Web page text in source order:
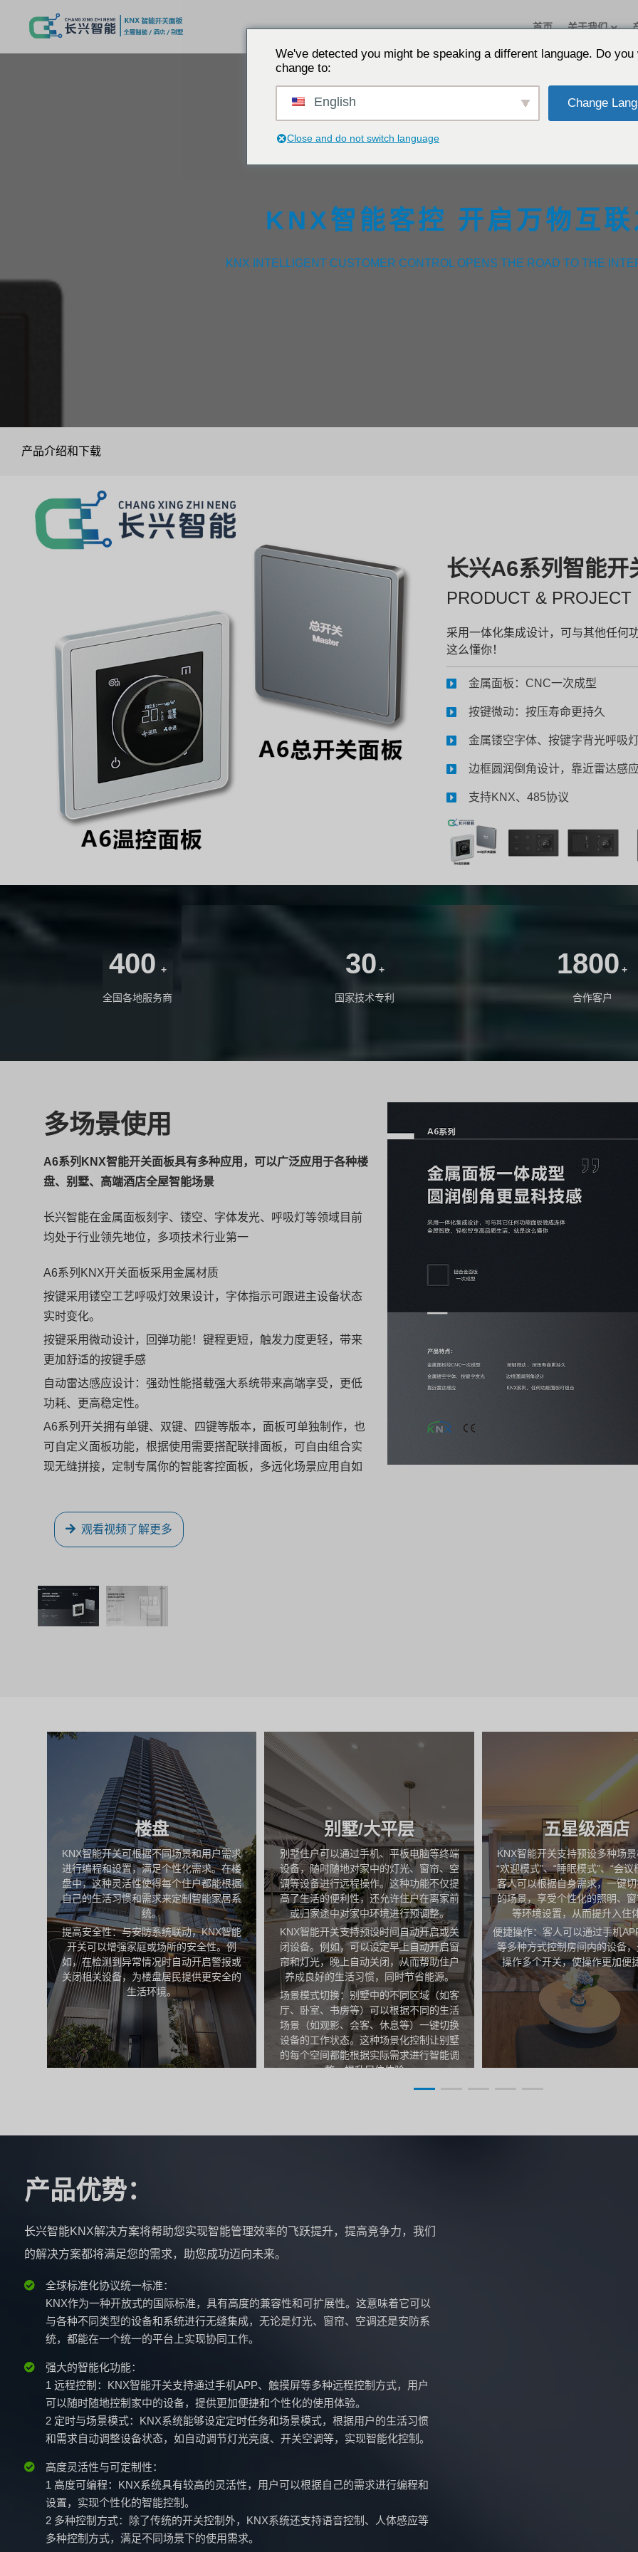
首页 关于我们
KNX智能客控 开启万物互
KNX INTELLIGENT CUSTOMER CONTROL OPENS THE ROAD TO THE
产品介绍和下载
长兴A6系列智能开
PRODUCT & PROJECT
采用一体化集成设计，可与其他任何
这么懂你！
金属面板：CNC一次成型
按键微动：按压寿命更持久
金属镂空字体、按键字背光呼吸
边框圆润倒角设计，靠近雷达感
支持KNX、485协议
400 +
全国各地服务商
30 +
国家技术专利
1800 +
合作客户
多场景使用
A6系列KNX智能开关面板具有多种应用，可以广泛应用于各种楼
盘、别墅、高端酒店全屋智能场景
长兴智能在金属面板刻字、镂空、字体发光、呼吸灯等领域目前
均处于行业领先地位，多项技术行业第一
A6系列KNX开关面板采用金属材质
按键采用镂空工艺呼吸灯效果设计，字体指示可跟进主设备状态
实时变化。
按键采用微动设计，回弹功能！键程更短，触发力度更轻，带来
更加舒适的按键手感
自动雷达感应设计：强劲性能搭载强大系统带来高端享受，更低
功耗、更高稳定性。
A6系列开关拥有单键、双键、四键等版本，面板可单独制作，也
可自定义面板功能，根据使用需要搭配联排面板，可自由组合实
现无缝拼接，定制专属你的智能客控面板，多远化场景应用自如
观看视频了解更多
楼盘
KNX智能开关可根据不同场景和用户需求
进行编程和设置，满足个性化需求。在楼
盘中，这种灵活性使得每个住户都能根据
自己的生活习惯和需求来定制智能家居系
统。
提高安全性：与安防系统联动，KNX智能
开关可以增强家庭或场所的安全性。例
如，在检测到异常情况时自动开启警报或
关闭相关设备，为楼盘居民提供更安全的
生活环境。
别墅/大平层
别墅住户可以通过手机、平板电脑等终端
设备，随时随地对家中的灯光、窗帘、空
调等设备进行远程操作。这种功能不仅提
高了生活的便利性，还允许住户在离家前
或归家途中对家中环境进行预调整。
KNX智能开关支持预设时间自动开启或关
闭设备。例如，可以设定早上自动开启窗
帘和灯光，晚上自动关闭，从而帮助住户
养成良好的生活习惯，同时节省能源。
场景模式切换：别墅中的不同区域（如客
厅、卧室、书房等）可以根据不同的生活
场景（如观影、会客、休息等）一键切换
设备的工作状态。这种场景化控制让别墅
的每个空间都能根据实际需求进行智能调
整，提升居住体验。
五星级酒店
KNX智能开关支持预设多种场
“欢迎模式”、“睡眠模式”、“会议
客人可以根据自身需求，一键
的场景，享受个性化的照明、
等环境设置，从而提升入住
便捷操作：客人可以通过手机
等多种方式控制房间内的设备
操作多个开关，使操作更加便
产品优势：
长兴智能KNX解决方案将帮助您实现智能管理效率的飞跃提升，提高竞争力，我们
的解决方案都将满足您的需求，助您成功迈向未来。
全球标准化协议统一标准：
KNX作为一种开放式的国际标准，具有高度的兼容性和可扩展性。这意味着它可以
与各种不同类型的设备和系统进行无缝集成，无论是灯光、窗帘、空调还是安防系
统，都能在一个统一的平台上实现协同工作。
强大的智能化功能：
1 远程控制：KNX智能开关支持通过手机APP、触摸屏等多种远程控制方式，用户
可以随时随地控制家中的设备，提供更加便捷和个性化的使用体验。
2 定时与场景模式：KNX系统能够设定定时任务和场景模式，根据用户的生活习惯
和需求自动调整设备状态，如自动调节灯光亮度、开关空调等，实现智能化控制。
高度灵活性与可定制性：
1 高度可编程：KNX系统具有较高的灵活性，用户可以根据自己的需求进行编程和
设置，实现个性化的智能控制。
2 多种控制方式：除了传统的开关控制外，KNX系统还支持语音控制、人体感应等
多种控制方式，满足不同场景下的使用需求。
We've detected you might be speaking a different language. Do you
change to:
English Change
Close and do not switch language